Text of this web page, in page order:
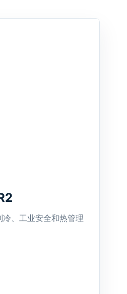
、工业安全和热管理